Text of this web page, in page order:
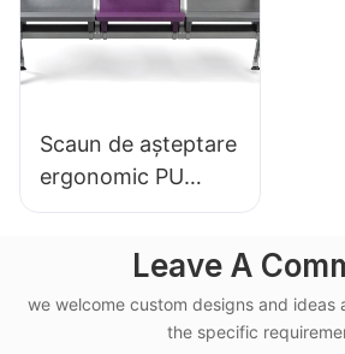
Scaun de așteptare
ergonomic PU
LC151-H1, cadru din
aeroport, utilizat în
terminale feroviare
de mare viteză
Leave A
we welcome custom designs and ideas
the specific